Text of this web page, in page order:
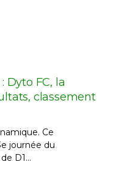
Dyto FC, la
classement
Ce
journée du
D1…